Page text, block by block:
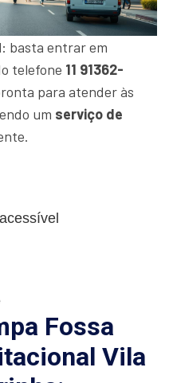
basta entrar em
telefone 11 91362-
para atender às
um serviço de
acessível
Fossa
Vila